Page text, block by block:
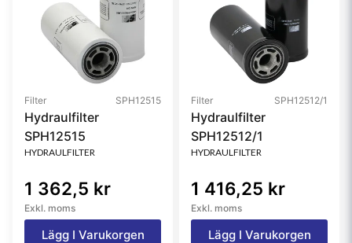
Filter SPH12515
Hydraulfilter
SPH12515
HYDRAULFILTER
1 362,5 kr
Exkl. moms
Lägg I Varukorgen
Filter SPH12512/1
Hydraulfilter
SPH12512/1
HYDRAULFILTER
1 416,25 kr
Exkl. moms
Lägg I Varukorgen